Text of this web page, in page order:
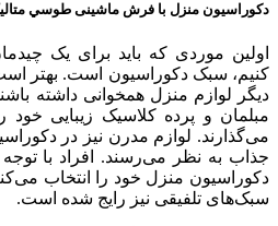
دکوراسیون منزل با فرش ماشینی طوسي
اولین موردی که باید برای یک
کنیم، سبک دکوراسیون است. بهتر
دیگر لوازم منزل همخوانی داشته
مبلمان و پرده کلاسیک زیبایی
می‌گذارند. لوازم مدرن نیز در
جذاب به نظر می‌رسند. افراد با
دکوراسیون منزل خود را انتخاب
سبک‌های تلفیقی نیز رایج شده است.